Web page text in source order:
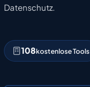
Datenschutz.
108kostenlose Tools